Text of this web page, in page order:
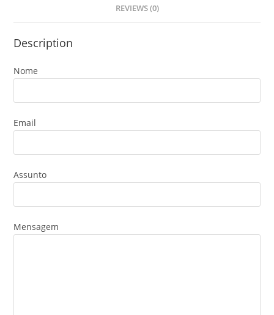
REVIEWS (0)
Description
Nome
Email
Assunto
Mensagem